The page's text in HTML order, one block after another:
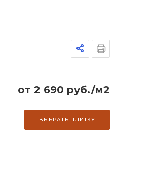
от 2 690 руб./м2
ВЫБРАТЬ ПЛИТКУ